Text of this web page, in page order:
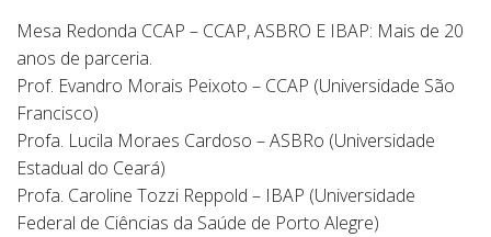
Mesa Redonda CCAP – CCAP, ASBRO E IBAP: Mais de 20
anos de parceria.
Prof. Evandro Morais Peixoto – CCAP (Universidade São
Francisco)
Profa. Lucila Moraes Cardoso – ASBRo (Universidade
Estadual do Ceará)
Profa. Caroline Tozzi Reppold – IBAP (Universidade
Federal de Ciências da Saúde de Porto Alegre)